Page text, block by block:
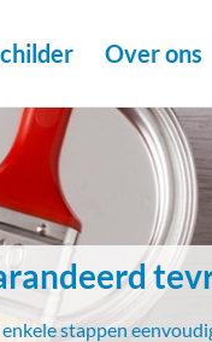
Over ons
stappen